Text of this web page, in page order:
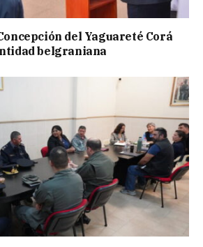
del Yaguareté Corá
belgraniana